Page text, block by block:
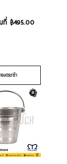
ที่ ฿495.00
ลงตระกร้า